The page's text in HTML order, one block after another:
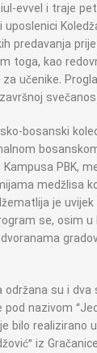
evvel i traje
uposlenici
predavanja
toga, kao
učenike.
bosanski
PBK,
medžlisa
je
se, osim u
održana su i dva
nazivom
bilo realizirano
iz